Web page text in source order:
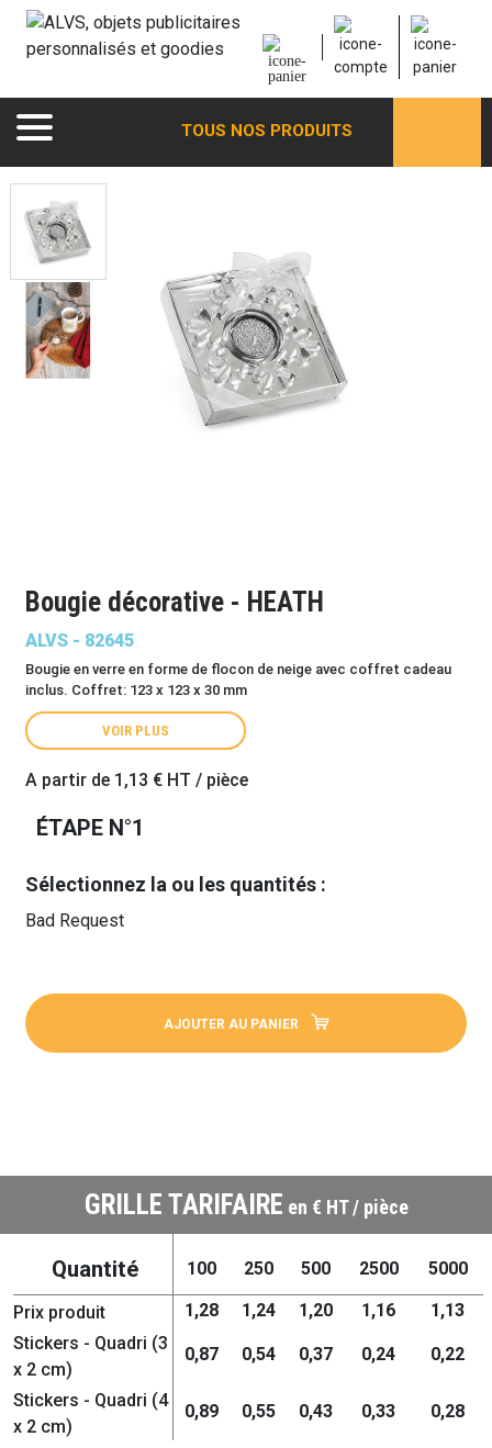
TOUS NOS PRODUITS
Bougie décorative - HEATH
ALVS - 82645
Bougie en verre en forme de flocon de neige avec coffret cadeau
inclus. Coffret: 123 x 123 x 30 mm
VOIR PLUS
A partir de 1,13 € HT / pièce
ÉTAPE N°1
Sélectionnez la ou les quantités :
Bad Request
AJOUTER AU PANIER
GRILLE TARIFAIRE en € HT / pièce
Quantité 100 250 500 2500 5000
Prix produit 1,28 1,24 1,20 1,16
1,13
Stickers - Quadri (3
x 2 cm)
0,87 0,54 0,37 0,24 0,22
Stickers - Quadri (4
x 2 cm)
0,89 0,55 0,43 0,33 0,28